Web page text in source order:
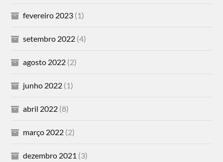
fevereiro 2023 (1)
setembro 2022 (4)
agosto 2022 (2)
junho 2022 (1)
abril 2022 (8)
março 2022 (2)
dezembro 2021 (3)